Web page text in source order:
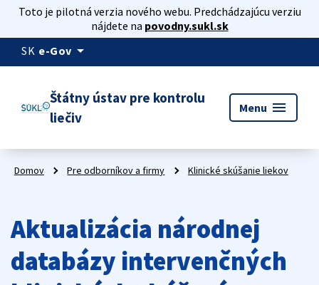
Toto je pilotná verzia nového webu. Predchádzajúcu verziu
nájdete na povodny.sukl.sk
SK e-Gov arrow_drop_down
Štátny ústav pre kontrolu
liečiv
Menu menu
Domov Pre odborníkov a firmy Klinické skúšanie liekov
Aktualizácia národnej
databázy intervenčných